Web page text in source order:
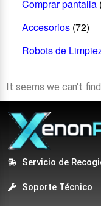
Comprar pantalla
Accesorios (72)
Robots de
It seems we can't
Servicio de
Soporte Técnico